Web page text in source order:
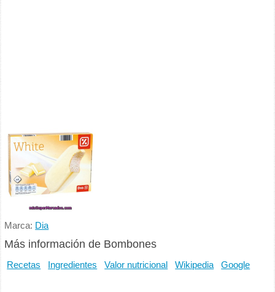
Marca: Dia
Más información de Bombones
Recetas Ingredientes Valor nutricional Wikipedia Google